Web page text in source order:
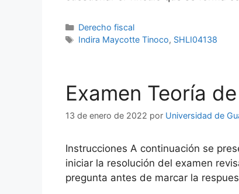
Categorías
Derecho fiscal
Etiquetas
Indira Maycotte Tinoco, SHLI04138
Examen Teoría
13 de enero de 2022 por Universidad de
Instrucciones A continuación se
iniciar la resolución del examen
pregunta antes de marcar la